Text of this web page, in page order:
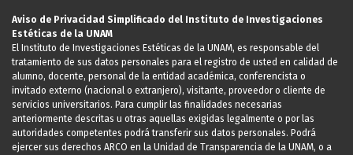
Aviso de Privacidad Simplificado del Instituto de Investigaciones
Estéticas de la UNAM
El Instituto de Investigaciones Estéticas de la UNAM, es responsable del
tratamiento de sus datos personales para el registro de usted en calidad de
alumno, docente, personal de la entidad académica, conferencista o
invitado externo (nacional o extranjero), visitante, proveedor o cliente de
servicios universitarios. Para cumplir las finalidades necesarias
anteriormente descritas u otras aquellas exigidas legalmente o por las
autoridades competentes podrá transferir sus datos personales. Podrá
ejercer sus derechos ARCO en la Unidad de Transparencia de la UNAM, o a